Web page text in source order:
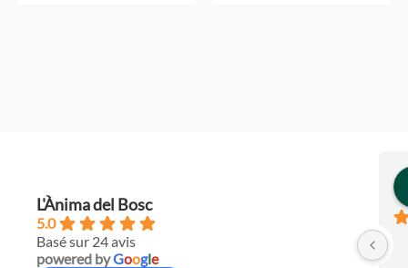
L'Ànima del Bosc
5.0
Basé sur 24 avis
powered byGoogle